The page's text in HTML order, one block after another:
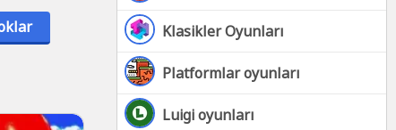
Klasikler Oyunları
Platformlar oyunları
Luigi oyunları